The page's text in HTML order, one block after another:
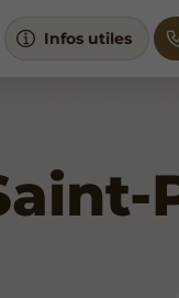
Infos utiles